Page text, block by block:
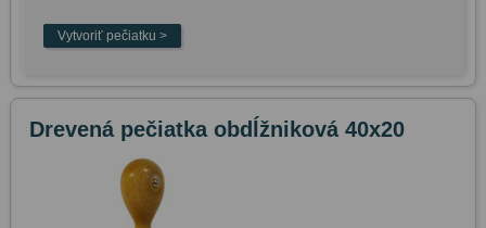
Drevená pečiatka obdĺžniková 40x20